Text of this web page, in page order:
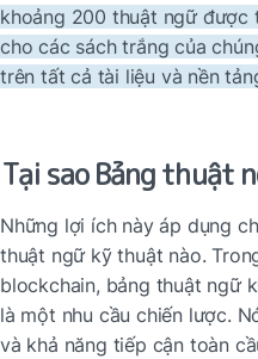
khoảng 200 thuật ngữ được
cho các sách trắng của
trên tất cả tài liệu và nền
Tại sao Bảng thuật
Những lợi ích này áp dụng
thuật ngữ kỹ thuật nào.
blockchain, bảng thuật ngữ
là một nhu cầu chiến lược.
và khả năng tiếp cận toàn